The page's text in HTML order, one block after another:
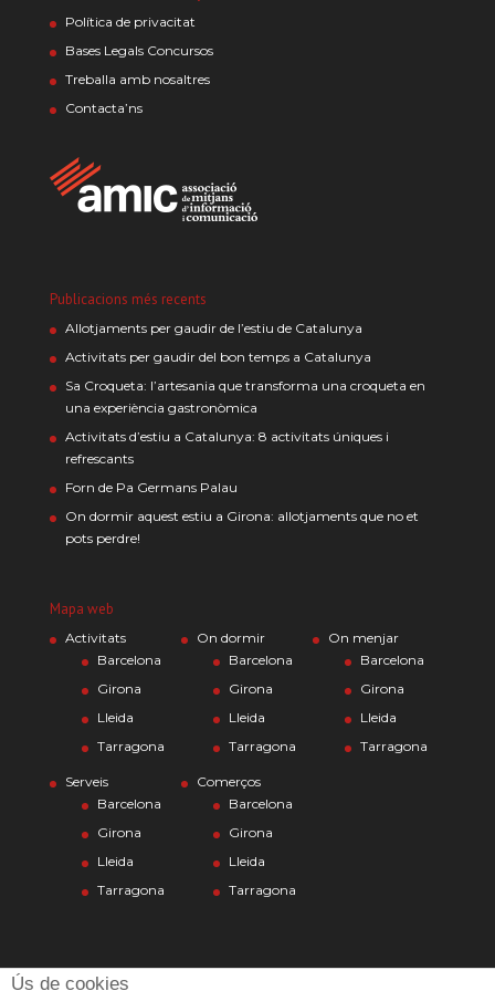
Política de privacitat
Bases Legals Concursos
Treballa amb nosaltres
Contacta’ns
Publicacions més recents
Allotjaments per gaudir de l’estiu de Catalunya
Activitats per gaudir del bon temps a Catalunya
Sa Croqueta: l’artesania que transforma una croqueta en
una experiència gastronòmica
Activitats d’estiu a Catalunya: 8 activitats úniques i
refrescants
Forn de Pa Germans Palau
On dormir aquest estiu a Girona: allotjaments que no et
pots perdre!
Mapa web
Activitats
Barcelona
Girona
Lleida
Tarragona
On dormir
Barcelona
Girona
Lleida
Tarragona
On menjar
Barcelona
Girona
Lleida
Tarragona
Serveis
Barcelona
Girona
Lleida
Tarragona
Comerços
Barcelona
Girona
Lleida
Tarragona
Ús de cookies